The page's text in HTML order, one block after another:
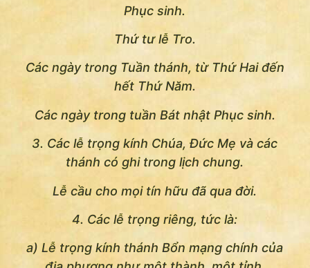
Phục sinh.
Thứ tư lễ Tro.
Các ngày trong Tuần thánh, từ Thứ Hai đến
hết Thứ Năm.
Các ngày trong tuần Bát nhật Phục sinh.
3. Các lễ trọng kính Chúa, Ðức Mẹ và các
thánh có ghi trong lịch chung.
Lễ cầu cho mọi tín hữu đã qua đời.
4. Các lễ trọng riêng, tức là:
a) Lễ trọng kính thánh Bổn mạng chính của